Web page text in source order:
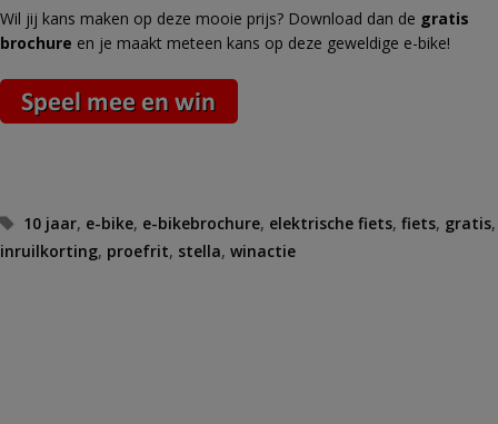
Wil jij kans maken op deze mooie prijs? Download dan de gratis
brochure en je maakt meteen kans op deze geweldige e-bike!
Tags
10 jaar, e-bike, e-bikebrochure, elektrische fiets,fiets, gratis,
inruilkorting, proefrit, stella, winactie